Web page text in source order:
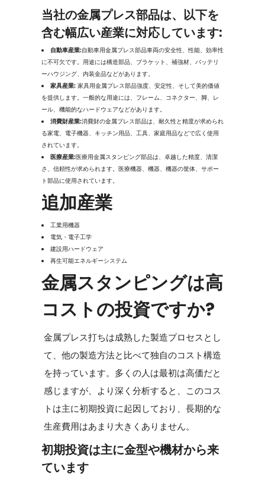
当社の金属プレス部品は、以下を
含む幅広い産業に対応しています:
自動車産業:自動車用金属プレス部品車両の安全性、性能、効率性
に不可欠です。用途には構造部品、ブラケット、補強材、バッテリ
ーハウジング、内装金品などがあります。
家具産業: 家具用金属プレス部品強度、安定性、そして美的価値
を提供します。一般的な用途には、フレーム、コネクター、脚、レ
ール、機能的なハードウェアなどがあります。
消費財産業:消費財の金属プレス部品は、耐久性と精度が求められ
る家電、電子機器、キッチン用品、工具、家庭用品などで広く使用
されています。
医療産業:医療用金属スタンピング部品は、卓越した精度、清潔
さ、信頼性が求められます。医療機器、機器、機器の筐体、サポー
ト部品に使用されています。
追加産業
工業用機器
電気・電子工学
建設用ハードウェア
再生可能エネルギーシステム
金属スタンピングは高
コストの投資ですか?
金属プレス打ちは成熟した製造プロセスとし
て、他の製造方法と比べて独自のコスト構造
を持っています。多くの人は最初は高価だと
感じますが、より深く分析すると、このコス
トは主に初期投資に起因しており、長期的な
生産費用はあまり大きくありません。
初期投資は主に金型や機材から来
ています